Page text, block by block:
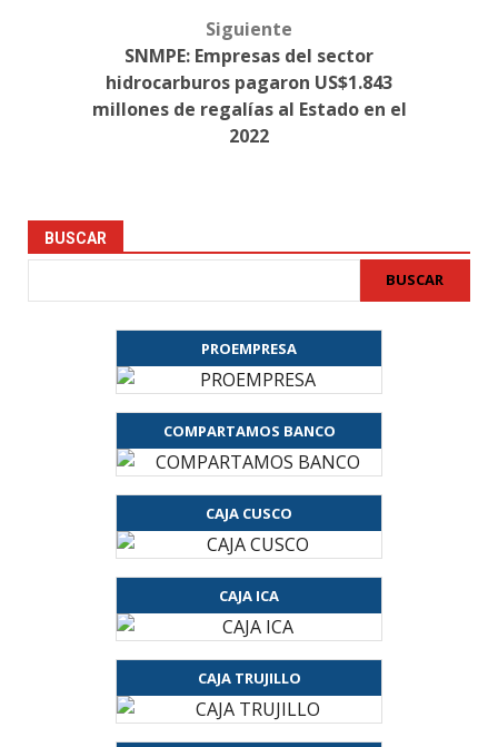
Siguiente
SNMPE: Empresas del sector
hidrocarburos pagaron US$1.843
millones de regalías al Estado en el
2022
BUSCAR
BUSCAR
PROEMPRESA
COMPARTAMOS BANCO
CAJA CUSCO
CAJA ICA
CAJA TRUJILLO